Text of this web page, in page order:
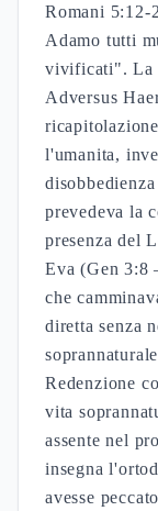
Romani 5:12-
Adamo tutti
vivificati". La
Adversus
l'umanita,
prevedeva la
presenza del
Eva (Gen
che
diretta senza
Redenzione
vita
assente nel
insegna
avesse